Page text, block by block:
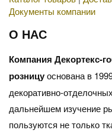
Документы компании
О НАС
Компания Декортекс-
розницуоснована в
декоративно-
дальнейшем изучение
пользуются не только